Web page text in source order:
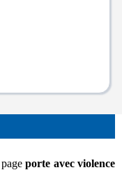
pageporte avec violence